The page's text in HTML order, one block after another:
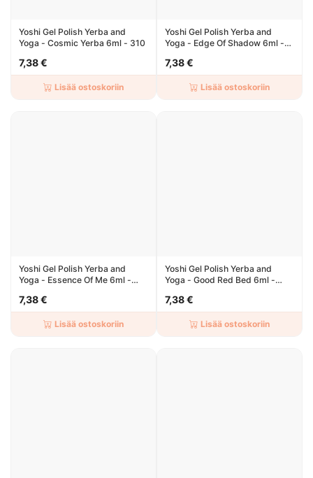
Yoshi Gel Polish Yerba and
Yoga - Cosmic Yerba 6ml - 310
7,38 €
Lisää ostoskoriin
Yoshi Gel Polish Yerba and
Yoga - Edge Of Shadow 6ml -
7,38 €
Lisää ostoskoriin
Yoshi Gel Polish Yerba and
Yoga - Essence Of Me 6ml -
7,38 €
Lisää ostoskoriin
Yoshi Gel Polish Yerba and
Yoga - Good Red Bed 6ml -
7,38 €
Lisää ostoskoriin